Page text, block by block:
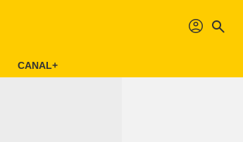
profil search
CANAL+